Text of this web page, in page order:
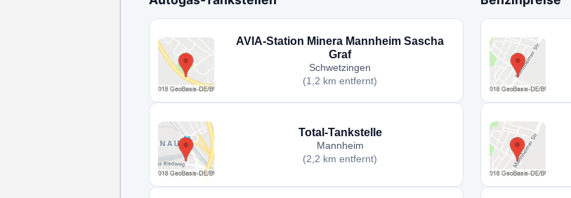
AVIA-Station Minera Mannheim Sascha
Graf
Schwetzingen
(1,2 km entfernt)
Total-Tankstelle
Mannheim
(2,2 km entfernt)